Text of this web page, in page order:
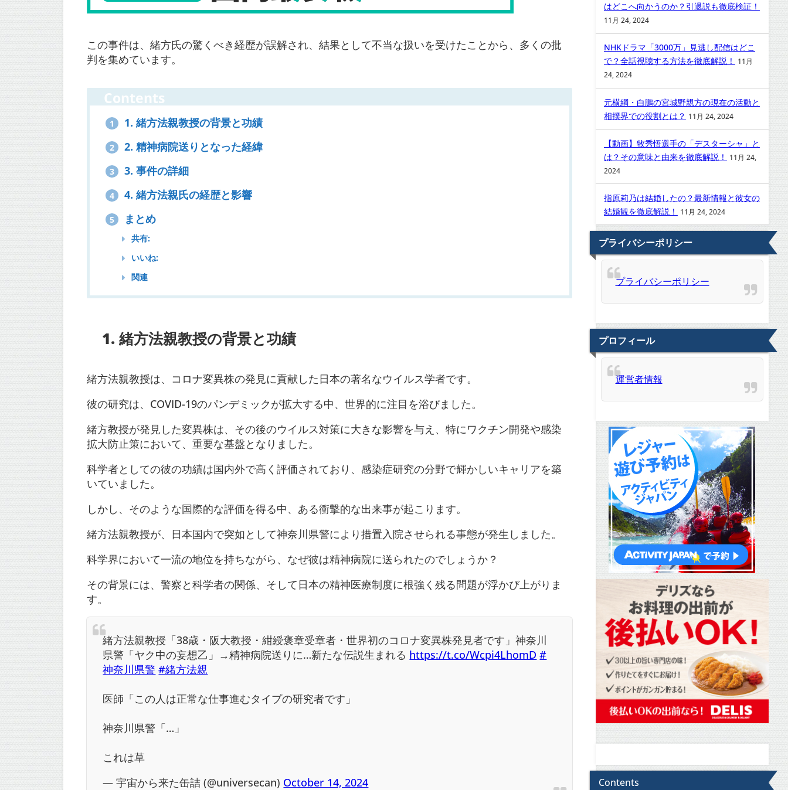
この事件は、緒方氏の驚くべき経歴が誤解され、結果として不当な扱いを受けたことから、多くの批
判を集めています。
Contents
1 1. 緒方法親教授の背景と功績
2 2. 精神病院送りとなった経緯
3 3. 事件の詳細
4 4. 緒方法親氏の経歴と影響
5 まとめ
共有:
いいね:
関連
1. 緒方法親教授の背景と功績
緒方法親教授は、コロナ変異株の発見に貢献した日本の著名なウイルス学者です。
彼の研究は、COVID-19のパンデミックが拡大する中、世界的に注目を浴びました。
緒方教授が発見した変異株は、その後のウイルス対策に大きな影響を与え、特にワクチン開発や感染
拡大防止策において、重要な基盤となりました。
科学者としての彼の功績は国内外で高く評価されており、感染症研究の分野で輝かしいキャリアを築
いていました。
しかし、そのような国際的な評価を得る中、ある衝撃的な出来事が起こります。
緒方法親教授が、日本国内で突如として神奈川県警により措置入院させられる事態が発生しました。
科学界において一流の地位を持ちながら、なぜ彼は精神病院に送られたのでしょうか？
その背景には、警察と科学者の関係、そして日本の精神医療制度に根強く残る問題が浮かび上がりま
す。
緒方法親教授「38歳・阪大教授・紺綬褒章受章者・世界初のコロナ変異株発見者です」神奈川
県警「ヤク中の妄想乙」→精神病院送りに…新たな伝説生まれる https://t.co/Wcpi4LhomD #
神奈川県警 #緒方法親
医師「この人は正常な仕事進むタイプの研究者です」
神奈川県警「…」
これは草
— 宇宙から来た缶詰 (@universecan) October 14, 2024
はどこへ向かうのか？引退説も徹底検証！
11月 24, 2024
NHKドラマ「3000万」見逃し配信はどこ
で？全話視聴する方法を徹底解説！
11月
24, 2024
元横綱・白鵬の宮城野親方の現在の活動と
相撲界での役割とは？ 11月 24, 2024
【動画】牧秀悟選手の「デスターシャ」と
は？その意味と由来を徹底解説！
11月 24,
2024
指原莉乃は結婚したの？最新情報と彼女の
結婚観を徹底解説！
11月 24, 2024
プライバシーポリシー
プライバシーポリシー
プロフィール
運営者情報
Contents